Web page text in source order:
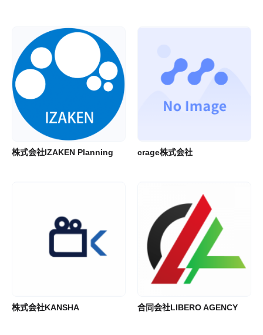
株式会社IZAKEN Planning crage株式会社
株式会社KANSHA 合同会社LIBERO AGENCY